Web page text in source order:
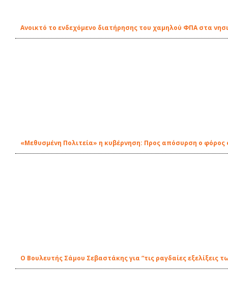
Ανοικτό το ενδεχόμενο διατήρησης του χαμηλού ΦΠΑ στα
«Μεθυσμένη Πολιτεία» η κυβέρνηση: Προς απόσυρση ο φόρος
Ο Βουλευτής Σάμου Σεβαστάκης για “τις ραγδαίες εξελίξεις